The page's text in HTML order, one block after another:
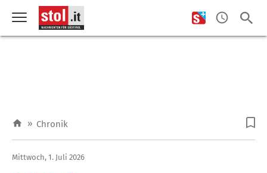
» Chronik
Mittwoch, 1. Juli 2026